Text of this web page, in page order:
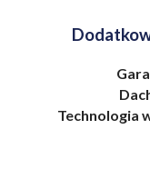
Technologia